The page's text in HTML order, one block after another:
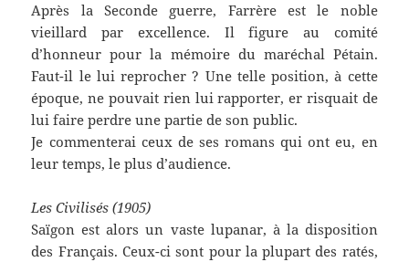
Après la Seconde guerre, Farrère est le noble
vieillard par excellence. Il figure au comité
d’honneur pour la mémoire du maréchal Pétain.
Faut-il le lui reprocher ? Une telle position, à cette
époque, ne pouvait rien lui rapporter, er risquait de
lui faire perdre une partie de son public.
Je commenterai ceux de ses romans qui ont eu, en
leur temps, le plus d’audience.
Les Civilisés (1905)
Saïgon est alors un vaste lupanar, à la disposition
des Français. Ceux-ci sont pour la plupart des ratés,